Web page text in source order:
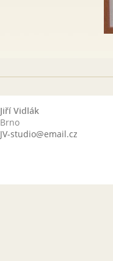
Jiří Vidlák
Brno
JV-studio@email.cz